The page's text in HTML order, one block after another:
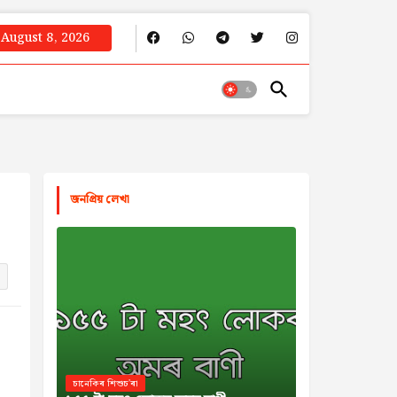
August 8, 2026
জনপ্রিয় লেখা
চানেকিৰ শিশুচ'ৰা